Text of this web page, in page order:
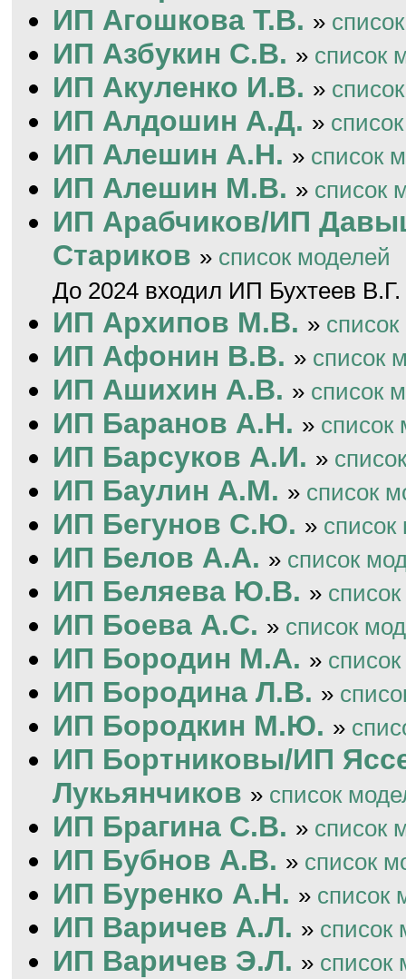
ИП Агошкова Т.В. »
ИП Азбукин С.В. » список
ИП Акуленко И.В. »
ИП Алдошин А.Д. »
ИП Алешин А.Н. » список
ИП Алешин М.В. » список
ИП Арабчиков/ИП
Стариков » список моделей
До 2024 входил ИП Бухтеев В.Г.
ИП Архипов М.В. »
ИП Афонин В.В. » список
ИП Ашихин А.В. » список
ИП Баранов А.Н. » список
ИП Барсуков А.И. »
ИП Баулин А.М. » список
ИП Бегунов С.Ю. »
ИП Белов А.А. » список
ИП Беляева Ю.В. »
ИП Боева А.С. » список
ИП Бородин М.А. »
ИП Бородина Л.В. »
ИП Бородкин М.Ю. »
ИП Бортниковы/ИП
Лукьянчиков » список
ИП Брагина С.В. » список
ИП Бубнов А.В. » список
ИП Буренко А.Н. » список
ИП Варичев А.Л. » список
ИП Варичев Э.Л. » список